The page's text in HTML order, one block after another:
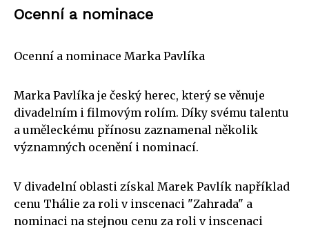
Ocenní a nominace
Ocenní a nominace Marka Pavlíka
Marka Pavlíka je český herec, který se věnuje
divadelním i filmovým rolím. Díky svému talentu
a uměleckému přínosu zaznamenal několik
významných ocenění i nominací.
V divadelní oblasti získal Marek Pavlík například
cenu Thálie za roli v inscenaci "Zahrada" a
nominaci na stejnou cenu za roli v inscenaci